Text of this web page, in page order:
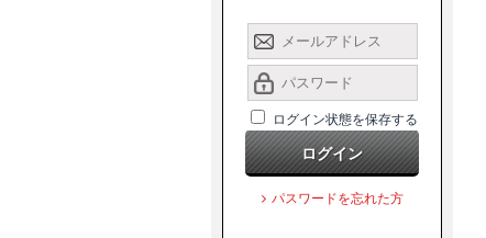
ログイン状態を保存する
ログイン
パスワードを忘れた方